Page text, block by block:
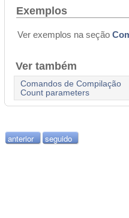
Exemplos
Ver exemplos na seção
Ver também
Comandos de Compilação
Count parameters
anterior seguido